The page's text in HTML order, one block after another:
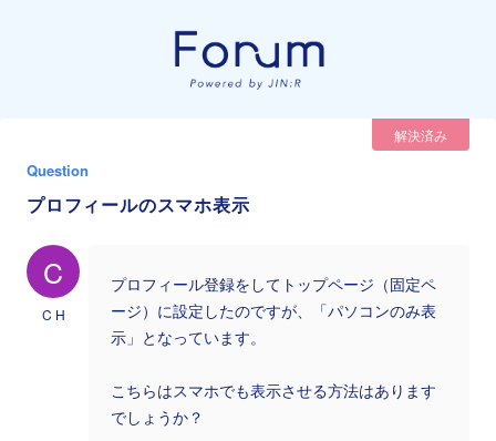
解決済み
Question
プロフィールのスマホ表示
C
C H
プロフィール登録をしてトップページ（固定ペ
ージ）に設定したのですが、「パソコンのみ表
示」となっています。
こちらはスマホでも表示させる方法はあります
でしょうか？